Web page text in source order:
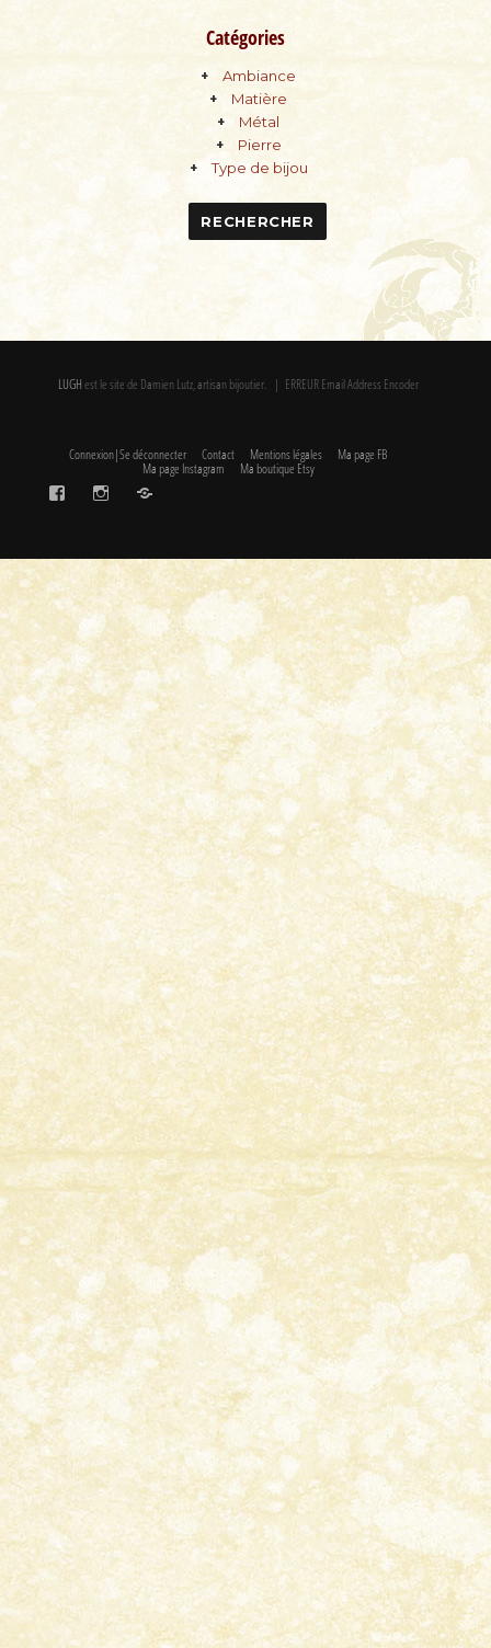
publicationsCatégories
Ambiance
Matière
Métal
Pierre
Type de bijou
LUGHest le site de Damien Lutz, artisan bijoutier. | ERREUR Email Address Encoder
Connexion|Se déconnecter Contact Mentions légales Ma page FB
Ma page Instagram Ma boutique Etsy
FaceBook Instagram Etsy